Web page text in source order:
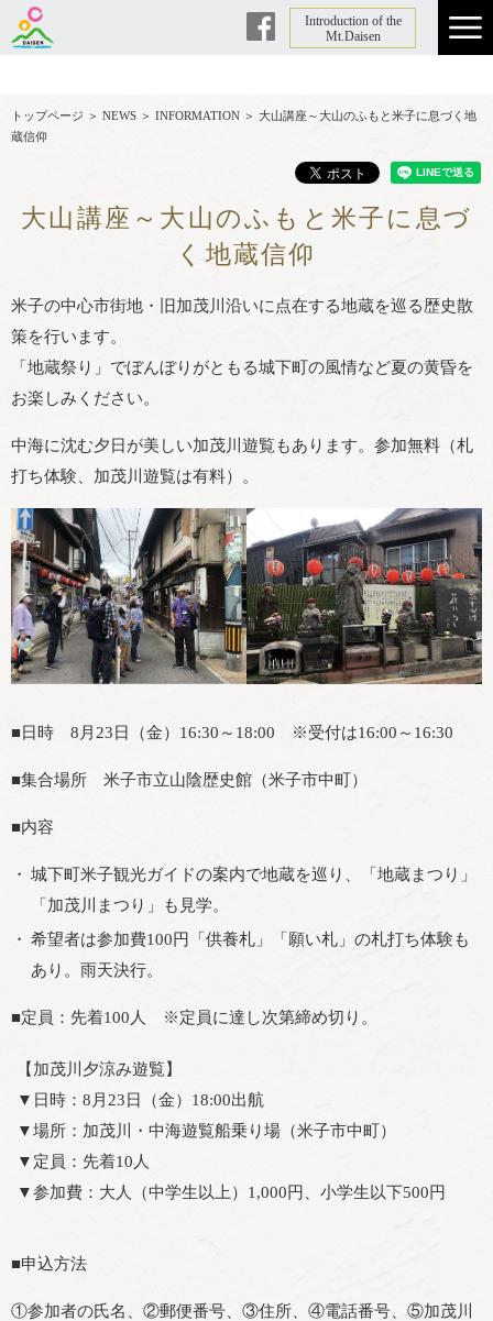
Facebook
Introduction of the
Mt.Daisen
トップページ ＞ NEWS ＞ INFORMATION ＞ 大山講座～大山のふもと米子に息づく地
蔵信仰
大山講座～大山のふもと米子に息づ
く地蔵信仰
米子の中心市街地・旧加茂川沿いに点在する地蔵を巡る歴史散
策を行います。
「地蔵祭り」でぼんぼりがともる城下町の風情など夏の黄昏を
お楽しみください。
中海に沈む夕日が美しい加茂川遊覧もあります。参加無料（札
打ち体験、加茂川遊覧は有料）。
■日時 8月23日（金）16:30～18:00 ※受付は16:00～16:30
■集合場所 米子市立山陰歴史館（米子市中町）
■内容
城下町米子観光ガイドの案内で地蔵を巡り、「地蔵まつり」
「加茂川まつり」も見学。
希望者は参加費100円「供養札」「願い札」の札打ち体験も
あり。雨天決行。
■定員：先着100人 ※定員に達し次第締め切り。
【加茂川夕涼み遊覧】
▼日時：8月23日（金）18:00出航
▼場所：加茂川・中海遊覧船乗り場（米子市中町）
▼定員：先着10人
▼参加費：大人（中学生以上）1,000円、小学生以下500円
■申込方法
①参加者の氏名、②郵便番号、③住所、④電話番号、⑤加茂川